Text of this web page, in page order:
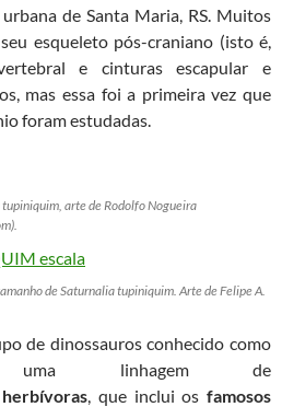
de Santa Maria, RS. Muitos
esqueleto pós-craniano (isto é,
e cinturas escapular e
mas essa foi a primeira vez que
foram estudadas.
arte de Rodolfo Nogueira
de Saturnalia tupiniquim. Arte de Felipe A.
de dinossauros conhecido como
linhagem de
, que inclui osfamosos